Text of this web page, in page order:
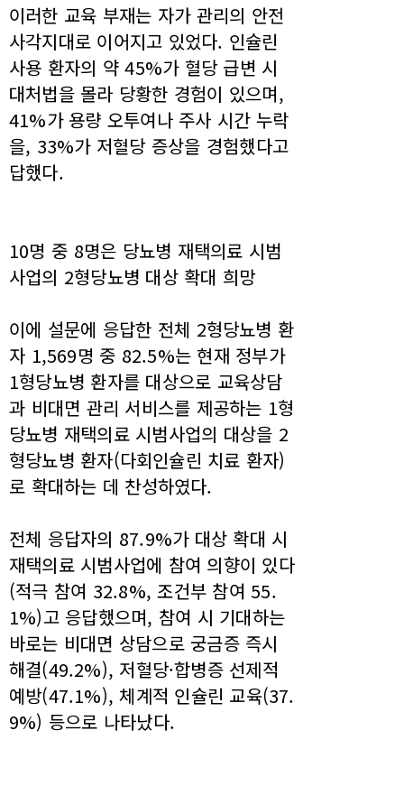
이러한 교육 부재는 자가 관리의 안전
사각지대로 이어지고 있었다. 인슐린
사용 환자의 약 45%가 혈당 급변 시
대처법을 몰라 당황한 경험이 있으며,
41%가 용량 오투여나 주사 시간 누락
을, 33%가 저혈당 증상을 경험했다고
답했다.
10명 중 8명은 당뇨병 재택의료 시범
사업의 2형당뇨병 대상 확대 희망
이에 설문에 응답한 전체 2형당뇨병 환
자 1,569명 중 82.5%는 현재 정부가
1형당뇨병 환자를 대상으로 교육상담
과 비대면 관리 서비스를 제공하는 1형
당뇨병 재택의료 시범사업의 대상을 2
형당뇨병 환자(다회인슐린 치료 환자)
로 확대하는 데 찬성하였다.
전체 응답자의 87.9%가 대상 확대 시
재택의료 시범사업에 참여 의향이 있다
(적극 참여 32.8%, 조건부 참여 55.
1%)고 응답했으며, 참여 시 기대하는
바로는 비대면 상담으로 궁금증 즉시
해결(49.2%), 저혈당·합병증 선제적
예방(47.1%), 체계적 인슐린 교육(37.
9%) 등으로 나타났다.